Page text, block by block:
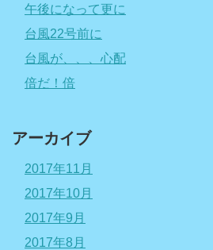
午後になって更に
台風22号前に
台風が、、、心配
倍だ！倍
アーカイブ
2017年11月
2017年10月
2017年9月
2017年8月